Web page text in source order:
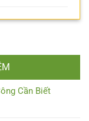
Cần Biết